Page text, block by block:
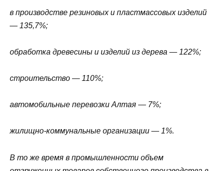
в производстве резиновых и пластмассовых изделий
— 135,7%;
обработка древесины и изделий из дерева — 122%;
строительство — 110%;
автомобильные перевозки Алтая — 7%;
жилищно-коммунальные организации — 1%.
В то же время в промышленности объем